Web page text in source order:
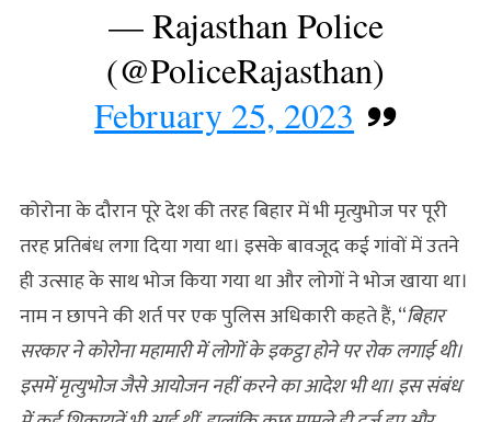
— Rajasthan Police
(@PoliceRajasthan)
February 25, 2023
कोरोना के दौरान पूरे देश की तरह बिहार में भी मृत्युभोज पर पूरी
तरह प्रतिबंध लगा दिया गया था। इसके बावजूद कई गांवों में उतने
ही उत्साह के साथ भोज किया गया था और लोगों ने भोज खाया था।
नाम न छापने की शर्त पर एक पुलिस अधिकारी कहते हैं, “बिहार
सरकार ने कोरोना महामारी में लोगों के इकट्ठा होने पर रोक लगाई थी।
इसमें मृत्युभोज जैसे आयोजन नहीं करने का आदेश भी था। इस संबंध